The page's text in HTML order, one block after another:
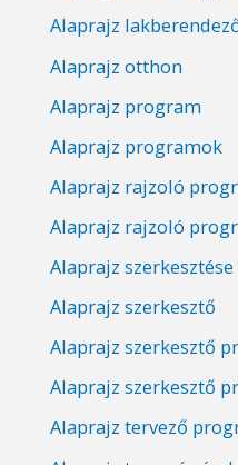
Alaprajz
Alaprajz otthon
Alaprajz program
Alaprajz programok
Alaprajz rajzoló
Alaprajz rajzoló
Alaprajz szerkesztése
Alaprajz szerkesztő
Alaprajz szerkesztő
Alaprajz szerkesztő
Alaprajz tervező